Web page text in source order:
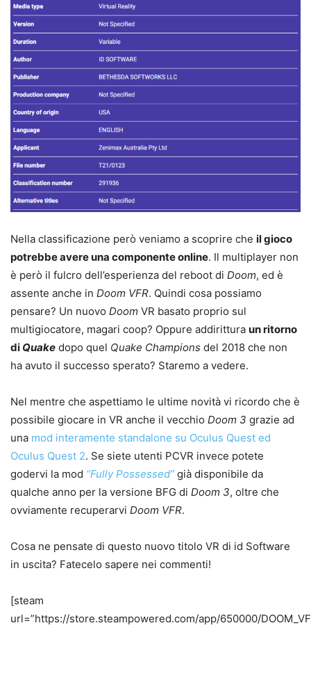
Nella classificazione però veniamo a scoprire che il gioco
potrebbe avere una componente online. Il multiplayer non
è però il fulcro dell’esperienza del reboot di Doom, ed è
assente anche in Doom VFR. Quindi cosa possiamo
pensare? Un nuovo Doom VR basato proprio sul
multigiocatore, magari coop? Oppure addirittura un ritorno
di Quake dopo quel Quake Champions del 2018 che non
ha avuto il successo sperato? Staremo a vedere.
Nel mentre che aspettiamo le ultime novità vi ricordo che è
possibile giocare in VR anche il vecchio Doom 3 grazie ad
una mod interamente standalone su Oculus Quest ed
Oculus Quest 2. Se siete utenti PCVR invece potete
godervi la mod “Fully Possessed” già disponibile da
qualche anno per la versione BFG di Doom 3, oltre che
ovviamente recuperarvi Doom VFR.
Cosa ne pensate di questo nuovo titolo VR di id Software
in uscita? Fatecelo sapere nei commenti!
[steam
url=”https://store.steampowered.com/app/650000/